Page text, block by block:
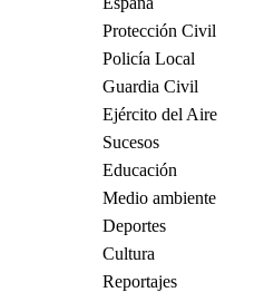
Protección Civil
Policía Local
Guardia Civil
Ejército del Aire
Sucesos
Educación
Medio ambiente
Deportes
Cultura
Reportajes